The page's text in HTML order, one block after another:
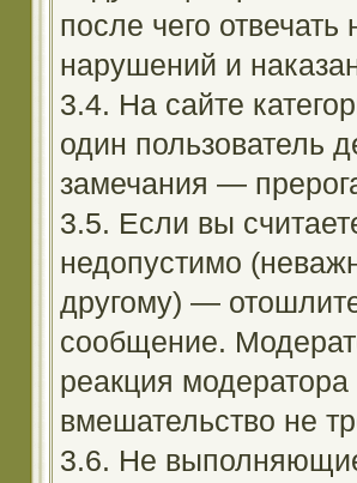
после чего
нарушений и
3.4. На сайте
один пользователь
замечания —
3.5. Если вы
недопустимо
другому) —
сообщение.
реакция модератора
вмешательство не
3.6. Не